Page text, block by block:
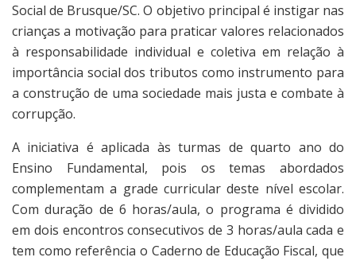
Social de Brusque/SC. O objetivo principal é instigar nas
crianças a motivação para praticar valores relacionados
à responsabilidade individual e coletiva em relação à
importância social dos tributos como instrumento para
a construção de uma sociedade mais justa e combate à
corrupção.
A iniciativa é aplicada às turmas de quarto ano do
Ensino Fundamental, pois os temas abordados
complementam a grade curricular deste nível escolar.
Com duração de 6 horas/aula, o programa é dividido
em dois encontros consecutivos de 3 horas/aula cada e
tem como referência o Caderno de Educação Fiscal, que